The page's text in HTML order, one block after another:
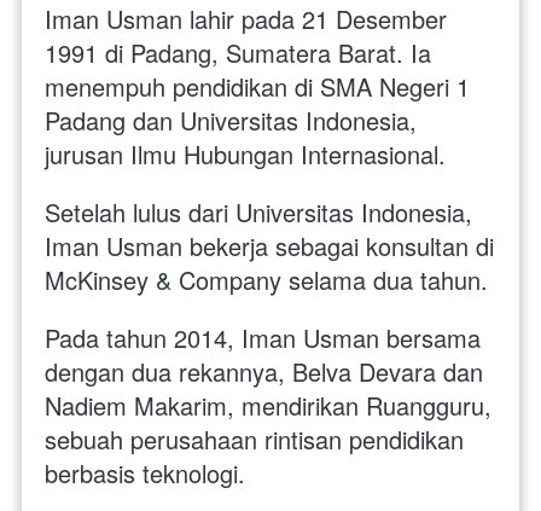
Iman Usman lahir pada 21 Desember
1991 di Padang, Sumatera Barat. Ia
menempuh pendidikan di SMA Negeri 1
Padang dan Universitas Indonesia,
jurusan Ilmu Hubungan Internasional.
Setelah lulus dari Universitas Indonesia,
Iman Usman bekerja sebagai konsultan di
McKinsey & Company selama dua tahun.
Pada tahun 2014, Iman Usman bersama
dengan dua rekannya, Belva Devara dan
Nadiem Makarim, mendirikan Ruangguru,
sebuah perusahaan rintisan pendidikan
berbasis teknologi.